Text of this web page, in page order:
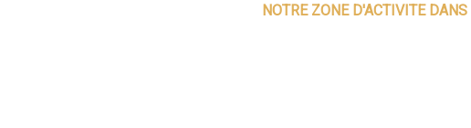
NOTRE ZONE D'ACTIVITE DANS